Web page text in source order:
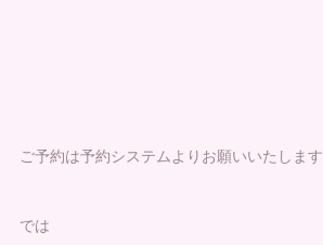
ご予約は予約システムよりお願いいたします
では